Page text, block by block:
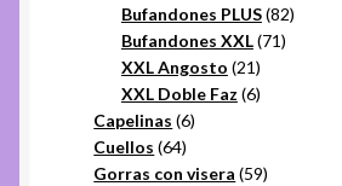
productos
Bufandones PLUS 8282
Bufandones XXL 7171
XXL Angosto 2121
productos
XXL Doble Faz 66
Capelinas 66
Cuellos 6464
productos
Gorras con visera 5959